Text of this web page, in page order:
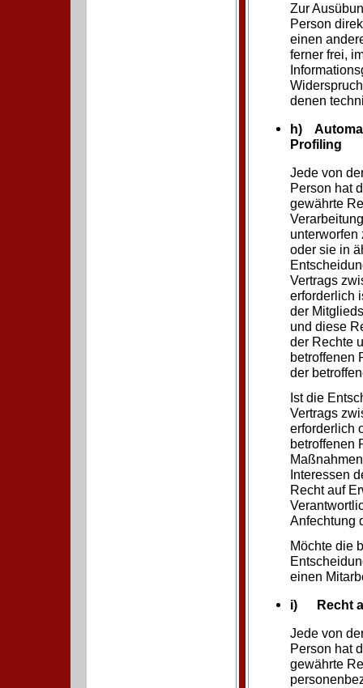
Zur
Person
einen
ferner frei,
denen
h)
Profiling
Jede von
Person hat
gewährte
unterworfen
oder sie in
Vertrags
erforderlich
der
und diese
der Rechte
betroffenen
der
Ist die
Vertrags
erforderlich
betroffenen
Interessen
Recht auf
Anfechtung
Möchte die
einen
i) Recht
Jede von
Person hat
gewährte